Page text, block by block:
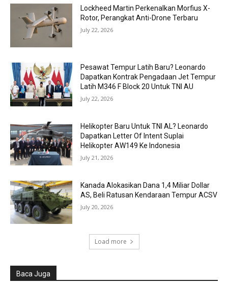
Lockheed Martin Perkenalkan Morfius X-
Rotor, Perangkat Anti-Drone Terbaru
July 22, 2026
Pesawat Tempur Latih Baru? Leonardo
Dapatkan Kontrak Pengadaan Jet Tempur
Latih M346 F Block 20 Untuk TNI AU
July 22, 2026
Helikopter Baru Untuk TNI AL? Leonardo
Dapatkan Letter Of Intent Suplai
Helikopter AW149 Ke Indonesia
July 21, 2026
Kanada Alokasikan Dana 1,4 Miliar Dollar
AS, Beli Ratusan Kendaraan Tempur ACSV
July 20, 2026
Load more
Baca Juga